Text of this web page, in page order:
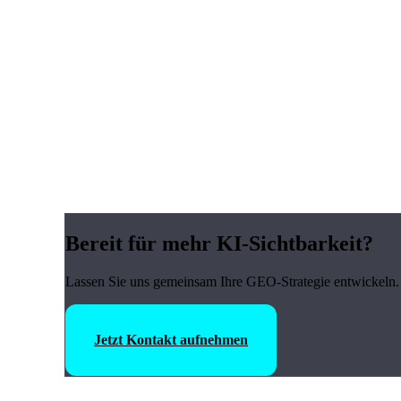
Bereit für mehr KI-Sichtbarkeit?
Lassen Sie uns gemeinsam Ihre GEO-Strategie
Jetzt Kontakt aufnehmen